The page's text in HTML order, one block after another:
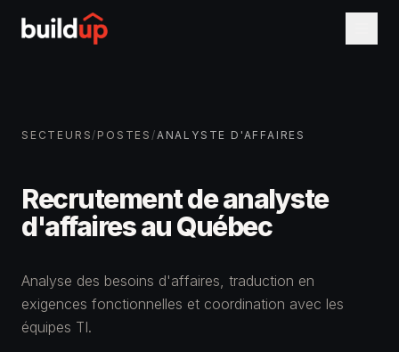
SECTEURS/ POSTES/ANALYSTE D'AFFAIRES
Recrutement de analyste
d'affaires au Québec
Analyse des besoins d'affaires, traduction en
exigences fonctionnelles et coordination avec les
équipes TI.